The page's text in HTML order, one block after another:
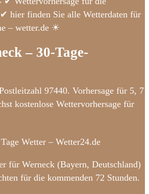
hier finden Sie alle Wetterdaten für
– wetter.de ☀
– 30-Tage-
97440. Vorhersage für 5, 7
kostenlose Wettervorhersage für
Wetter – Wetter24.de
für Werneck (Bayern, Deutschland)
für die kommenden 72 Stunden.